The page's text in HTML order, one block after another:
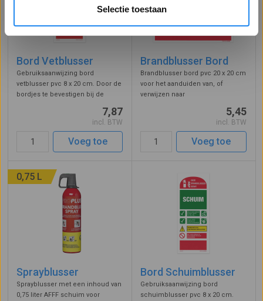
Selectie toestaan
Bord Vetblusser
Gebruiksaanwijzing bord
vetblusser pvc 8 x 20 cm. Door de
bordjes te bevestigen bij de
gebruikers in één oogopslag
handbrandblusser geschikt is, op
7,87
incl. BTW
Voeg toe
Brandblusser Bord
Brandblusser bord pvc 20 x 20 cm
voor het aanduiden van, of
verwijzen naar
handbrandblussers aan het oog
worden onttrokken, bijvoorbeeld
als ze zich in een kast bevind ...
5,45
incl. BTW
Voeg toe
0,75 L
Sprayblusser
Sprayblusser met een inhoud van
0,75 liter AFFF schuim voor
Bord Schuimblusser
Gebruiksaanwijzing bord
schuimblusser pvc 8 x 20 cm.